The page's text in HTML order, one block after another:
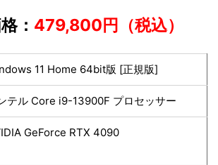
： 479,800円（税込）
11 Home 64bit版 [正規版]
テル Core i9-13900F プロセッサー
GeForce RTX 4090